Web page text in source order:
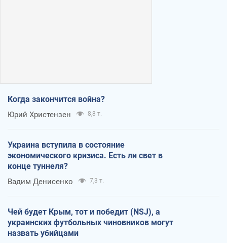
Когда закончится война?
Юрий Христензен 8,8 т.
Украина вступила в состояние
экономического кризиса. Есть ли свет в
конце туннеля?
Вадим Денисенко 7,3 т.
Чей будет Крым, тот и победит (NSJ), а
украинских футбольных чиновников могут
назвать убийцами